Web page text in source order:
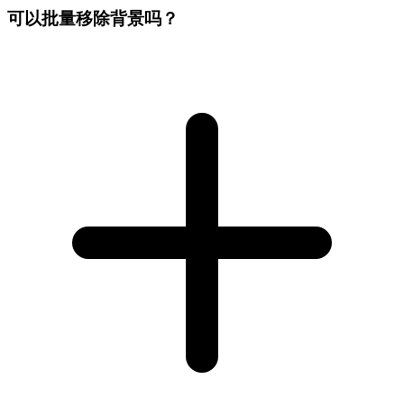
可以批量移除背景吗？